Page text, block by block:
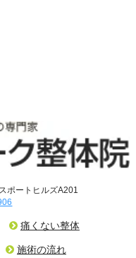
ポートヒルズA201
痛くない整体
施術の流れ